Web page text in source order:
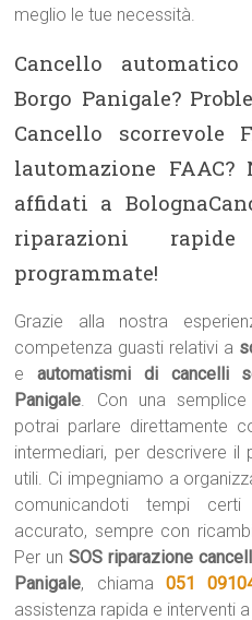
meglio le tue necessità.
Cancello
Borgo Panigale?
Cancello scorrevole
lautomazione
affidati a
riparazioni
programmate!
Grazie alla nostra
competenza guasti relativi a
eautomatismi di cancelli
Panigale. Con una semplice
potrai parlare direttamente
intermediari, per descrivere
utili. Ci impegniamo a
comunicandoti tempi
accurato, sempre con
Per unSOS riparazione
Panigale, chiama 051
assistenza rapida e interventi a